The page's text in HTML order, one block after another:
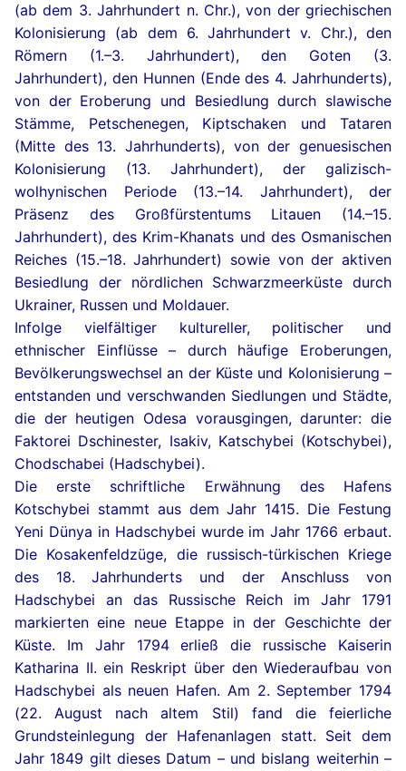
Ein wenig über die „Odesaer Sprache“, die es in
Wirklichkeit gar nicht gibt
Odesas geliebte Katzen
Die Foto- und Videogalerie von Odesa
Die Plätze des historischen Stadtzentrums
Die Denkmäler. Die skulpturalen Kompositionen
Die denkmalgeschützten Brücken von Odesa
Die berühmten Treppen und Abhänge von Odesa
Die Street Art. Die Wandgemälde
Die Degustationssäle
Die Kinos von Odesa
Die Einkaufs- und Unterhaltungszentren (EUZ)
Die Bahnhöfe von Odesa. Der Flughafen
Die Linien des städtischen Nahverkehrs. Die Taxis
Die Geschichte des städtischen Nahverkehrs von
Odesa
Der Extremtourismus
Verhaltensregeln während eines Luftalarms in
Odesa
Was tun, wenn Sie unter Trümmern
eingeschlossen sind?
(ab dem 3. Jahrhundert n. Chr.), von der griechischen
Kolonisierung (ab dem 6. Jahrhundert v. Chr.), den
Römern (1.–3. Jahrhundert), den Goten (3.
Jahrhundert), den Hunnen (Ende des 4. Jahrhunderts),
von der Eroberung und Besiedlung durch slawische
Stämme, Petschenegen, Kiptschaken und Tataren
(Mitte des 13. Jahrhunderts), von der genuesischen
Kolonisierung (13. Jahrhundert), der galizisch-
wolhynischen Periode (13.–14. Jahrhundert), der
Präsenz des Großfürstentums Litauen (14.–15.
Jahrhundert), des Krim-Khanats und des Osmanischen
Reiches (15.–18. Jahrhundert) sowie von der aktiven
Besiedlung der nördlichen Schwarzmeerküste durch
Ukrainer, Russen und Moldauer.
Infolge vielfältiger kultureller, politischer und
ethnischer Einflüsse – durch häufige Eroberungen,
Bevölkerungswechsel an der Küste und Kolonisierung –
entstanden und verschwanden Siedlungen und Städte,
die der heutigen Odesa vorausgingen, darunter: die
Faktorei Dschinester, Isakiv, Katschybei (Kotschybei),
Chodschabei (Hadschybei).
Die erste schriftliche Erwähnung des Hafens
Kotschybei stammt aus dem Jahr 1415. Die Festung
Yeni Dünya in Hadschybei wurde im Jahr 1766 erbaut.
Die Kosakenfeldzüge, die russisch-türkischen Kriege
des 18. Jahrhunderts und der Anschluss von
Hadschybei an das Russische Reich im Jahr 1791
markierten eine neue Etappe in der Geschichte der
Küste. Im Jahr 1794 erließ die russische Kaiserin
Katharina II. ein Reskript über den Wiederaufbau von
Hadschybei als neuen Hafen. Am 2. September 1794
(22. August nach altem Stil) fand die feierliche
Grundsteinlegung der Hafenanlagen statt. Seit dem
Jahr 1849 gilt dieses Datum – und bislang weiterhin –